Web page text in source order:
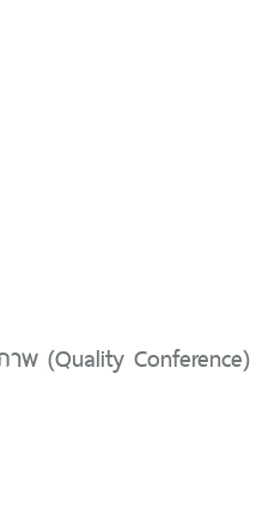
พ (Quality